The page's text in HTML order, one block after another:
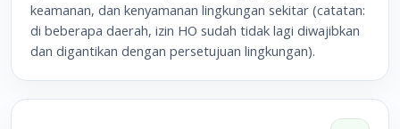
keamanan, dan kenyamanan lingkungan sekitar (catatan:
di beberapa daerah, izin HO sudah tidak lagi diwajibkan
dan digantikan dengan persetujuan lingkungan).